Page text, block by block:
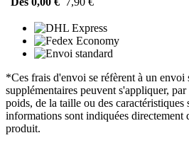
*Ces frais d'envoi se réfèrent à un envoi
supplémentaires peuvent s'appliquer,
poids, de la taille ou des
informations sont indiquées directement
produit.